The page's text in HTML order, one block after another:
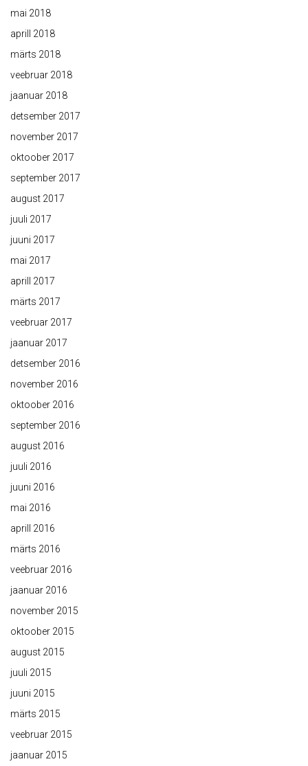
mai 2018
aprill 2018
märts 2018
veebruar 2018
jaanuar 2018
detsember 2017
november 2017
oktoober 2017
september 2017
august 2017
juuli 2017
juuni 2017
mai 2017
aprill 2017
märts 2017
veebruar 2017
jaanuar 2017
detsember 2016
november 2016
oktoober 2016
september 2016
august 2016
juuli 2016
juuni 2016
mai 2016
aprill 2016
märts 2016
veebruar 2016
jaanuar 2016
november 2015
oktoober 2015
august 2015
juuli 2015
juuni 2015
märts 2015
veebruar 2015
jaanuar 2015